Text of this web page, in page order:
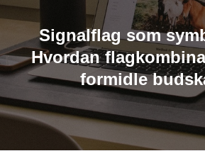
Signalflag som
Hvordan
formidle